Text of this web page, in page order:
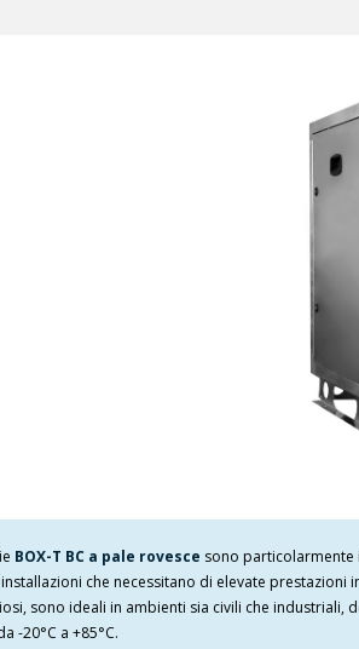
BOX-T BC a pale rovesce sono particolarmente
che necessitano di elevate
sono ideali in ambienti sia civili che
-20°C a +85°C.